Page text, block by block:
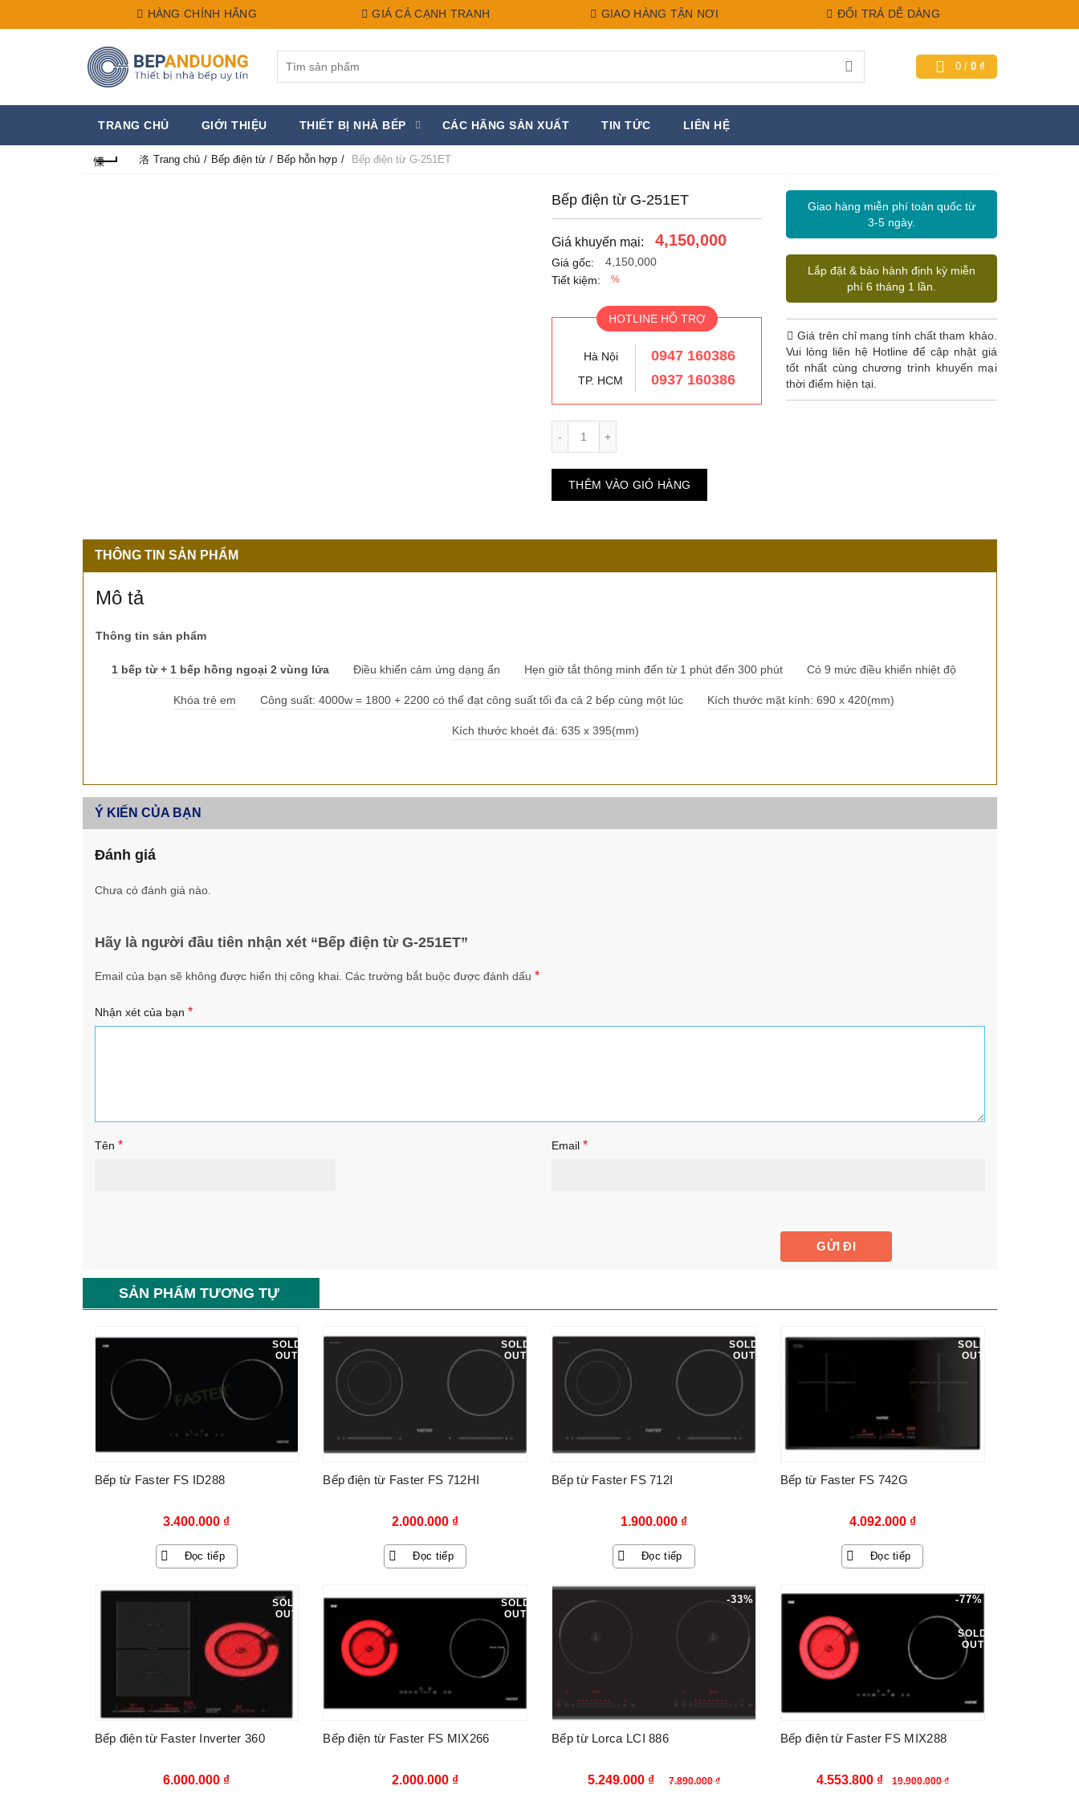
HÀNG CHÍNH HÃNG GIÁ CẢ CẠNH TRANH GIAO HÀNG TẬN NƠI ĐỔI TRẢ DỄ DÀNG
0 / 0 ₫
TRANG CHỦ GIỚI THIỆU THIẾT BỊ NHÀ BẾP CÁC HÃNG SẢN XUẤT TIN TỨC LIÊN HỆ
Trang chủ Bếp điện từ Bếp hỗn hợp Bếp điện từ G-251ET
Bếp điện từ G-251ET
Giá khuyến mại: 4,150,000
Giá gốc:
4,150,000
Tiết kiệm:
%
HOTLINE HỖ TRỢ
Hà Nội 0947 160386
TP. HCM 0937 160386
THÊM VÀO GIỎ HÀNG
Giao hàng miễn phí toàn quốc từ
3-5 ngày.
Lắp đặt & bảo hành định kỳ miễn
phí 6 tháng 1 lần.
Giá trên chỉ mang tính chất tham khảo.
Vui lòng liên hệ Hotline để cập nhật giá
tốt nhất cùng chương trình khuyến mại
thời điểm hiện tại.
THÔNG TIN SẢN PHẨM
Mô tả
Thông tin sản phẩm
1 bếp từ + 1 bếp hồng ngoại 2 vùng lửa Điều khiển cảm ứng dạng ẩn Hẹn giờ tắt thông minh đến từ 1 phút đến 300 phút Có 9 mức điều khiển nhiệt độ
Khóa trẻ em Công suất: 4000w = 1800 + 2200 có thể đạt công suất tối đa cả 2 bếp cùng một lúc Kích thước mặt kính: 690 x 420(mm)
Kích thước khoét đá: 635 x 395(mm)
Ý KIẾN CỦA BẠN
Đánh giá
Chưa có đánh giá nào.
Hãy là người đầu tiên nhận xét “Bếp điện từ G-251ET”
Email của bạn sẽ không được hiển thị công khai. Các trường bắt buộc được đánh dấu *
Nhận xét của bạn *
Tên * Email *
SẢN PHẨM TƯƠNG TỰ
SOLD
OUT
Bếp từ Faster FS ID288
3.400.000 ₫
Đọc tiếp
SOLD
OUT
Bếp điện từ Faster FS 712HI
2.000.000 ₫
Đọc tiếp
SOLD
OUT
Bếp từ Faster FS 712I
1.900.000 ₫
Đọc tiếp
SOLD
OUT
Bếp từ Faster FS 742G
4.092.000 ₫
Đọc tiếp
SOLD
OUT
Bếp điện từ Faster Inverter 360
6.000.000 ₫
SOLD
OUT
Bếp điện từ Faster FS MIX266
2.000.000 ₫
-33%
Bếp từ Lorca LCI 886
7.890.000₫
Giá
5.249.000 ₫
Giá
-77%
SOLD
OUT
Bếp điện từ Faster FS MIX288
19.900.000₫
Giá
4.553.800 ₫
Giá